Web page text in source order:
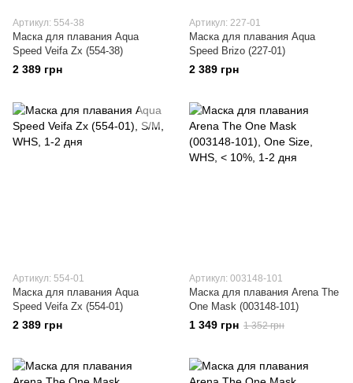
Артикул: 554-38
Маска для плавания Aqua
Speed Veifa Zx (554-38)
2 389 грн
Артикул: 227-01
Маска для плавания Aqua
Speed Brizo (227-01)
2 389 грн
Артикул: 554-01
Маска для плавания Aqua
Speed Veifa Zx (554-01)
2 389 грн
Артикул: 003148-101
Маска для плавания Arena The
One Mask (003148-101)
1 349 грн 1 352 грн